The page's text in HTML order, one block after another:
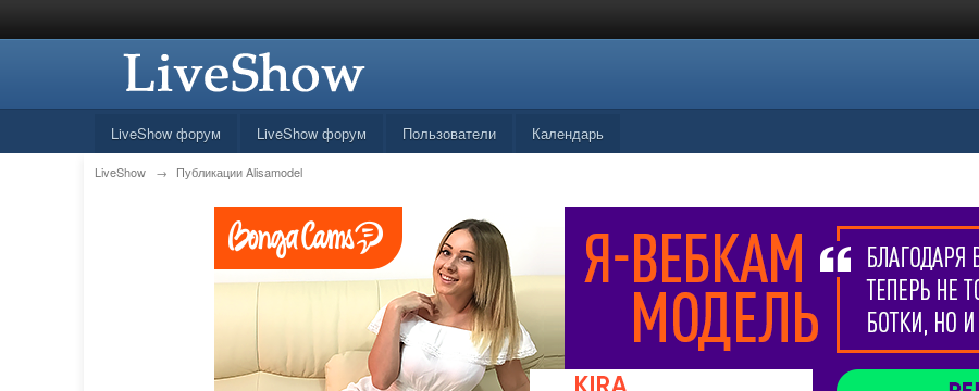
LiveShow форум LiveShow форум Пользователи Календарь
LiveShow → Публикации Alisamodel